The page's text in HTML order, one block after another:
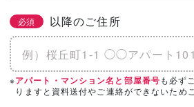
必須 以降のご住所
※アパート・マンション名と部屋番号も必ず
りますと資料送付やご連絡ができないため